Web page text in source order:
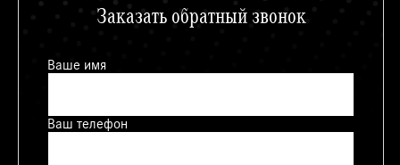
Заказать обратный звонок
Ваше имя
Ваш телефон